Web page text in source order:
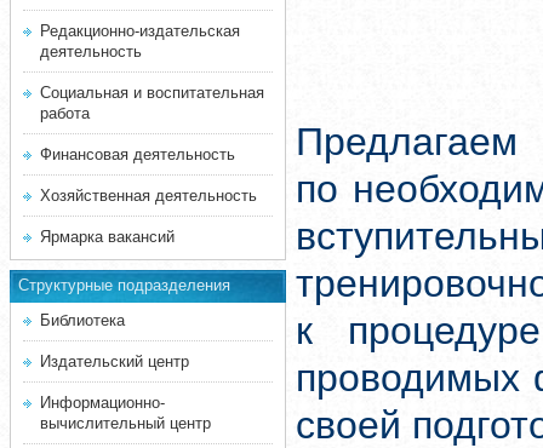
Редакционно-издательская
деятельность
Социальная и воспитательная
работа
Финансовая деятельность
Хозяйственная деятельность
Ярмарка вакансий
Структурные подразделения
Библиотека
Издательский центр
Информационно-
вычислительный центр
Предлагаем
по
к
проводимых
своей